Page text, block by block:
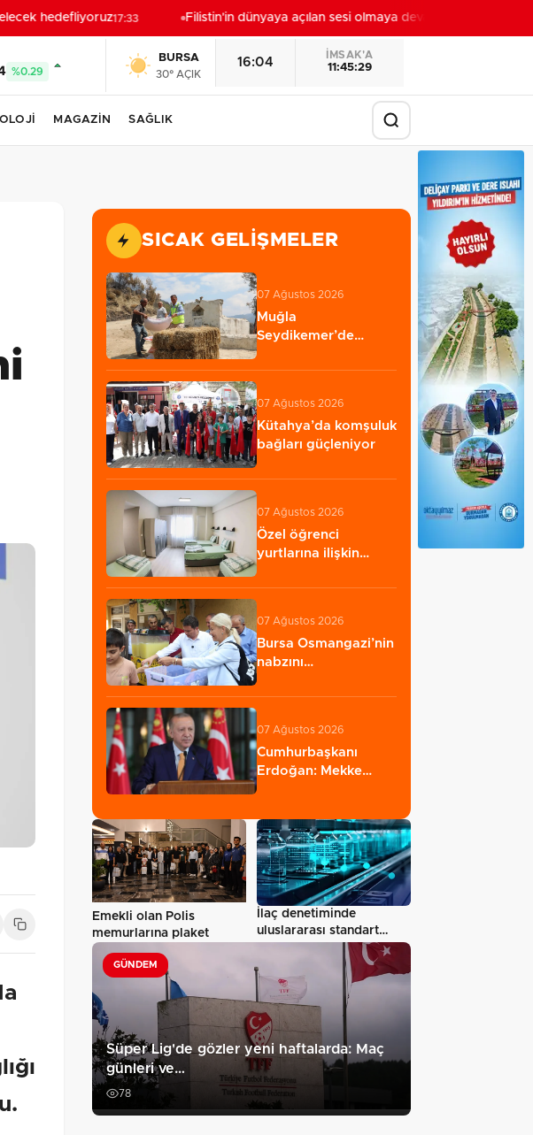
hedefliyoruz17:33 Filistin'in dünyaya açılan sesi olmaya devam edeceğiz
%0.29
BURSA
30° AÇIK
16:04
İMSAK'A
11:45:27
MAGAZİN SAĞLIK
SICAK GELIŞMELER
07 Ağustos 2026
Muğla
Seydikemer’de
07 Ağustos 2026
Kütahya’da komşuluk
bağları güçleniyor
07 Ağustos 2026
Özel öğrenci
yurtlarına ilişkin
değişikliği...…
07 Ağustos 2026
Bursa Osmangazi’nin
nabzını
07 Ağustos 2026
Cumhurbaşkanı
Erdoğan: Mekke
Emekli olan Polis
memurlarına plaket
İlaç denetiminde
uluslararası standart
GÜNDEM
Süper Lig'de gözler yeni haftalarda: Maç
günleri ve…
78